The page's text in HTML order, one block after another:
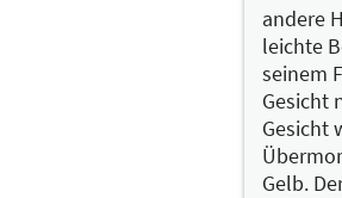
andere
leichte
seinem
Gesicht
Gesicht
Gelb.